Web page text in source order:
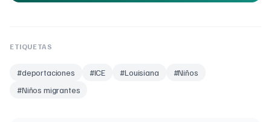
ETIQUETAS
#deportaciones #ICE #Louisiana #Niños
#Niños migrantes